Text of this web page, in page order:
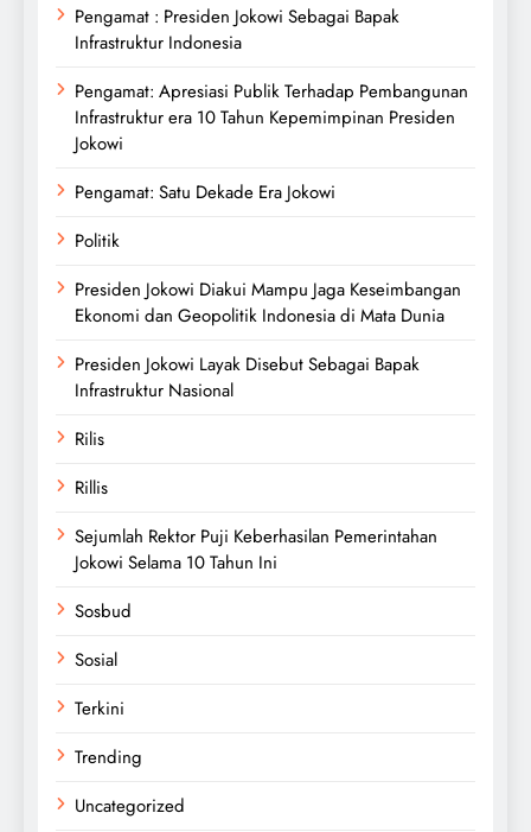
Pengamat : Presiden Jokowi Sebagai Bapak
Infrastruktur Indonesia
Pengamat: Apresiasi Publik Terhadap Pembangunan
Infrastruktur era 10 Tahun Kepemimpinan Presiden
Jokowi
Pengamat: Satu Dekade Era Jokowi
Politik
Presiden Jokowi Diakui Mampu Jaga Keseimbangan
Ekonomi dan Geopolitik Indonesia di Mata Dunia
Presiden Jokowi Layak Disebut Sebagai Bapak
Infrastruktur Nasional
Rilis
Rillis
Sejumlah Rektor Puji Keberhasilan Pemerintahan
Jokowi Selama 10 Tahun Ini
Sosbud
Sosial
Terkini
Trending
Uncategorized